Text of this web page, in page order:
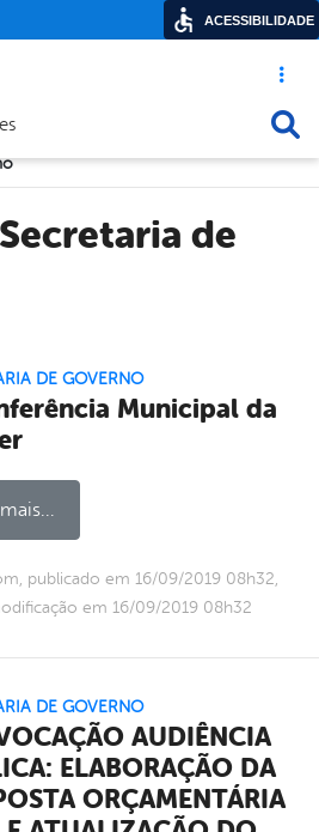
Acesso
Secretaria de
DE GOVERNO
Municipal da
publicado em 16/09/2019 08h32,
em 16/09/2019 08h32
DE GOVERNO
AUDIÊNCIA
ELABORAÇÃO DA
ORÇAMENTÁRIA
ACESSIBILIDADE